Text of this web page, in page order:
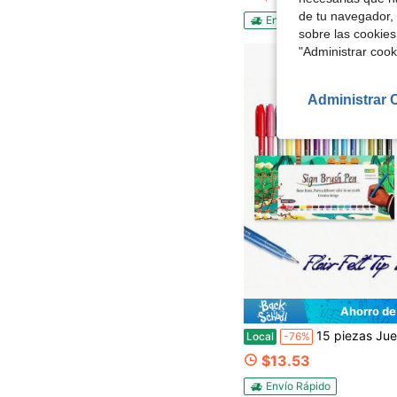
Envío Rápido
Ahorro
Local -76% 15 piezas Juego de plumas caligráficas, plumas de pincel, plumas de punta fina (0.4 mm) de colores surtidos, plumas de punta de fieltro,
$13.53
Envío Rápido
de tu
sobre las
"Administrar
Administrar